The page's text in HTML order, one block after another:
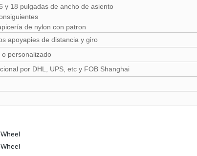
y 18 pulgadas de ancho de asiento
de nylon con patron
apoyapies de distancia y giro
personalizado
por DHL, UPS, etc y FOB Shanghai